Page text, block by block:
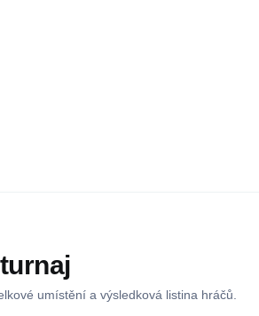
umístění a výsledková listina hráčů.